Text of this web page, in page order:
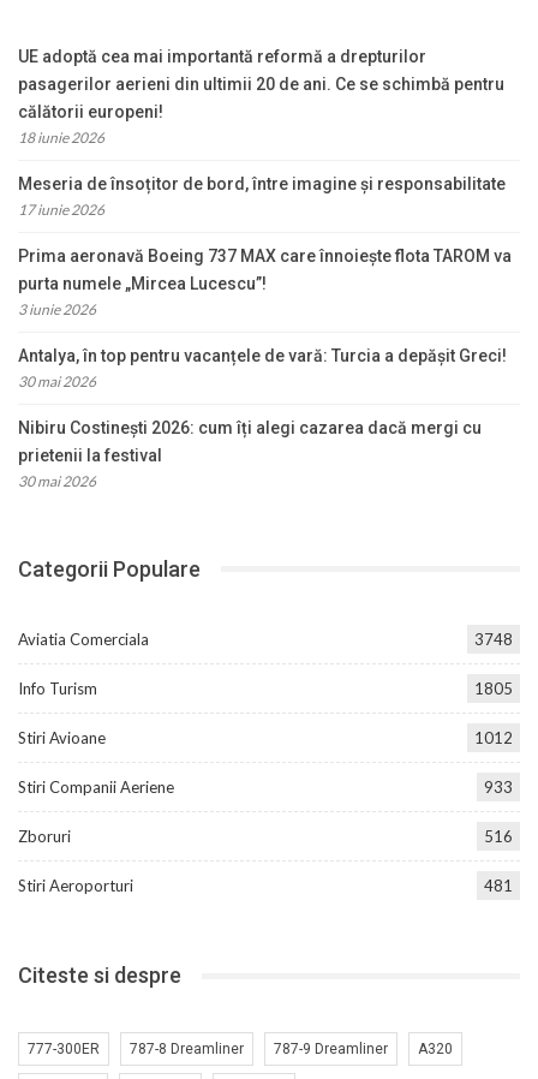
UE adoptă cea mai importantă reformă a drepturilor
pasagerilor aerieni din ultimii 20 de ani. Ce se schimbă pentru
călătorii europeni!
18 iunie 2026
Meseria de însoțitor de bord, între imagine și responsabilitate
17 iunie 2026
Prima aeronavă Boeing 737 MAX care înnoiește flota TAROM va
purta numele „Mircea Lucescu”!
3 iunie 2026
Antalya, în top pentru vacanțele de vară: Turcia a depășit Greci!
30 mai 2026
Nibiru Costinești 2026: cum îți alegi cazarea dacă mergi cu
prietenii la festival
30 mai 2026
Categorii Populare
Aviatia Comerciala 3748
Info Turism 1805
Stiri Avioane 1012
Stiri Companii Aeriene 933
Zboruri 516
Stiri Aeroporturi 481
Citeste si despre
777-300ER 787-8 Dreamliner 787-9 Dreamliner A320